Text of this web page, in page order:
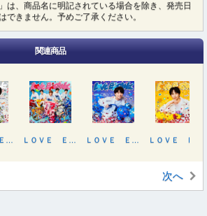
は、商品名に明記されている場合を除き、発売日
できません。予めご了承ください。
関連商品
次へ